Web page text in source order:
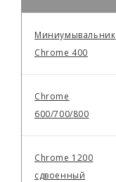
Миниумывальник
Chrome 400
Chrome
600/700/800
Chrome 1200
сдвоенный